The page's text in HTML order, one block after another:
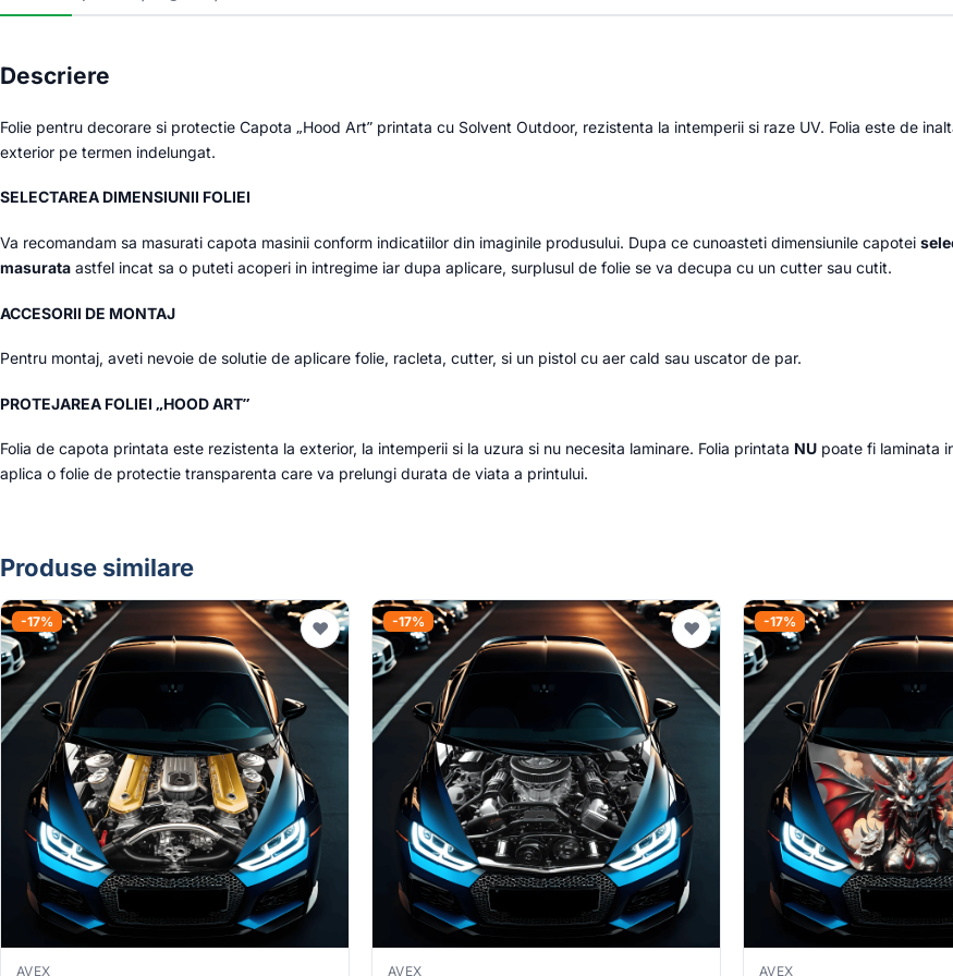
Descriere
Folie pentru decorare si protectie Capota „Hood Art” printata cu Solvent Outdoor, rezistenta la intemperii si raze UV. Folia este de
exterior pe termen indelungat.
SELECTAREA DIMENSIUNII FOLIEI
Va recomandam sa masurati capota masinii conform indicatiilor din imaginile produsului. Dupa ce cunoasteti dimensiunile capotei
masurata astfel incat sa o puteti acoperi in intregime iar dupa aplicare, surplusul de folie se va decupa cu un cutter sau cutit.
ACCESORII DE MONTAJ
Pentru montaj, aveti nevoie de solutie de aplicare folie, racleta, cutter, si un pistol cu aer cald sau uscator de par.
PROTEJAREA FOLIEI „HOOD ART”
Folia de capota printata este rezistenta la exterior, la intemperii si la uzura si nu necesita laminare. Folia printata NU poate fi laminata
aplica o folie de protectie transparenta care va prelungi durata de viata a printului.
Produse similare
-17% ♥
AVEX
-17% ♥
AVEX
-17%
AVEX